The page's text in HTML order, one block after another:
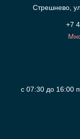
Стрешнево,
+7
с 07:30 до 16:00